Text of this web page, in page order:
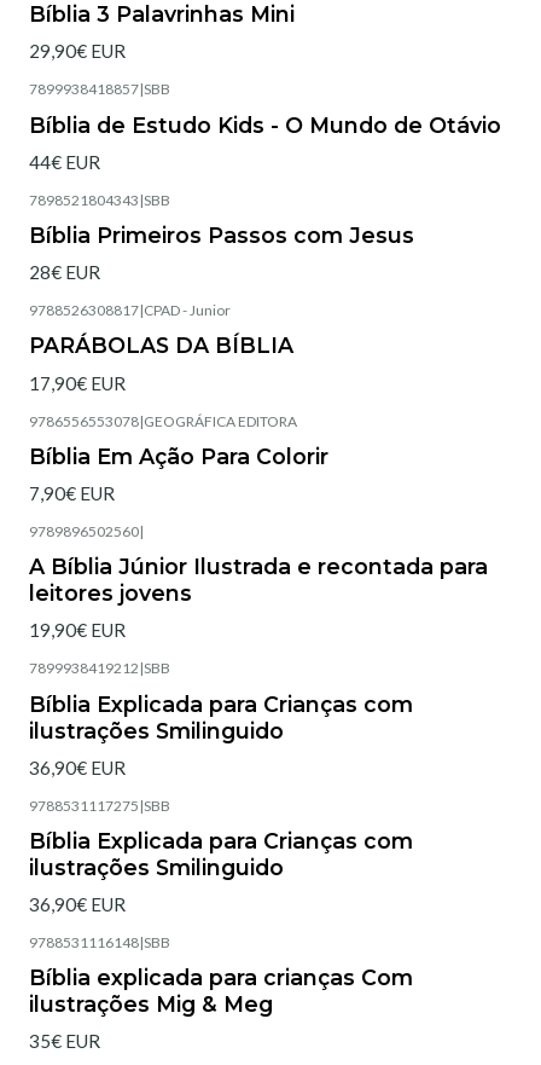
Bíblia 3 Palavrinhas Mini
29,90€ EUR
7899938418857|SBB
Bíblia de Estudo Kids - O Mundo de Otávio
44€ EUR
7898521804343 |SBB
Bíblia Primeiros Passos com Jesus
28€ EUR
Esgotado
9788526308817|CPAD - Junior
PARÁBOLAS DA BÍBLIA
17,90€ EUR
9786556553078|GEOGRÁFICA EDITORA
Bíblia Em Ação Para Colorir
7,90€ EUR
9789896502560|
A Bíblia Júnior Ilustrada e recontada para
leitores jovens
19,90€ EUR
7899938419212 |SBB
Bíblia Explicada para Crianças com
ilustrações Smilinguido
36,90€ EUR
9788531117275 |SBB
Bíblia Explicada para Crianças com
ilustrações Smilinguido
36,90€ EUR
9788531116148|SBB
Bíblia explicada para crianças Com
ilustrações Mig & Meg
35€ EUR